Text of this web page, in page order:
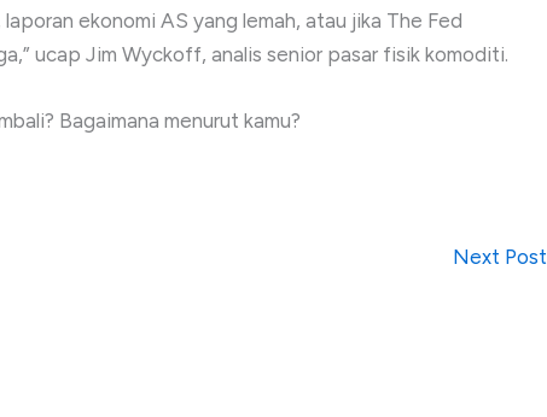
ekonomi AS yang lemah, atau jika The Fed
ucap Jim Wyckoff, analis senior pasar fisik komoditi.
Bagaimana menurut kamu?
Next Post